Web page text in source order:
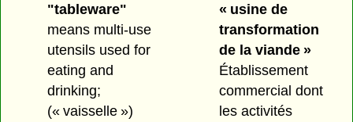
"tableware"
means multi-use
utensils used for
eating and
drinking;
(« vaisselle »)
« usine de
transformation
de la viande »
Établissement
commercial dont
les activités